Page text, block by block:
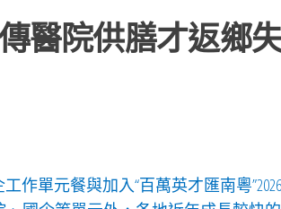
醫院供膳才返鄉
作單元餐與加入“百萬英才匯南粵